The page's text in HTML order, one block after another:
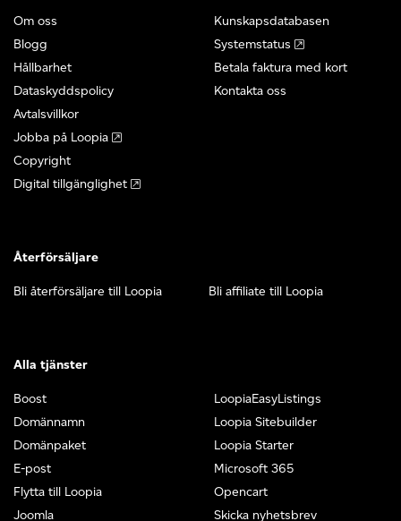
Om oss
Blogg
Hållbarhet
Dataskyddspolicy
Avtalsvillkor
Jobba på Loopia
Copyright
Digital tillgänglighet
Kunskapsdatabasen
Systemstatus
Betala faktura med kort
Kontakta oss
Återförsäljare
Bli återförsäljare till Loopia Bli affiliate till Loopia
Alla tjänster
Boost
Domännamn
Domänpaket
E-post
Flytta till Loopia
Joomla
LoopiaEasyListings
Loopia Sitebuilder
Loopia Starter
Microsoft 365
Opencart
Skicka nyhetsbrev